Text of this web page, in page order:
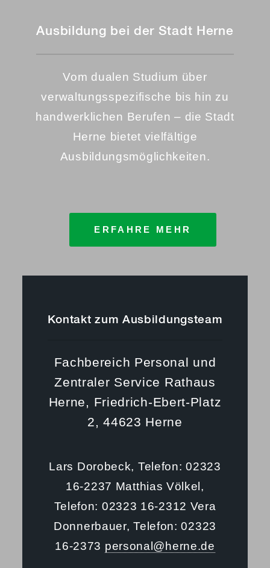
Ausbildung bei der Stadt Herne
Vom dualen Studium über
verwaltungsspezifische bis hin zu
handwerklichen Berufen – die Stadt
Herne bietet vielfältige
Ausbildungsmöglichkeiten.
ERFAHRE MEHR
Kontakt zum Ausbildungsteam
Fachbereich Personal und
Zentraler Service Rathaus
Herne, Friedrich-Ebert-Platz
2, 44623 Herne
Lars Dorobeck, Telefon: 02323
16-2237 Matthias Völkel,
Telefon: 02323 16-2312 Vera
Donnerbauer, Telefon: 02323
16-2373 personal@herne.de